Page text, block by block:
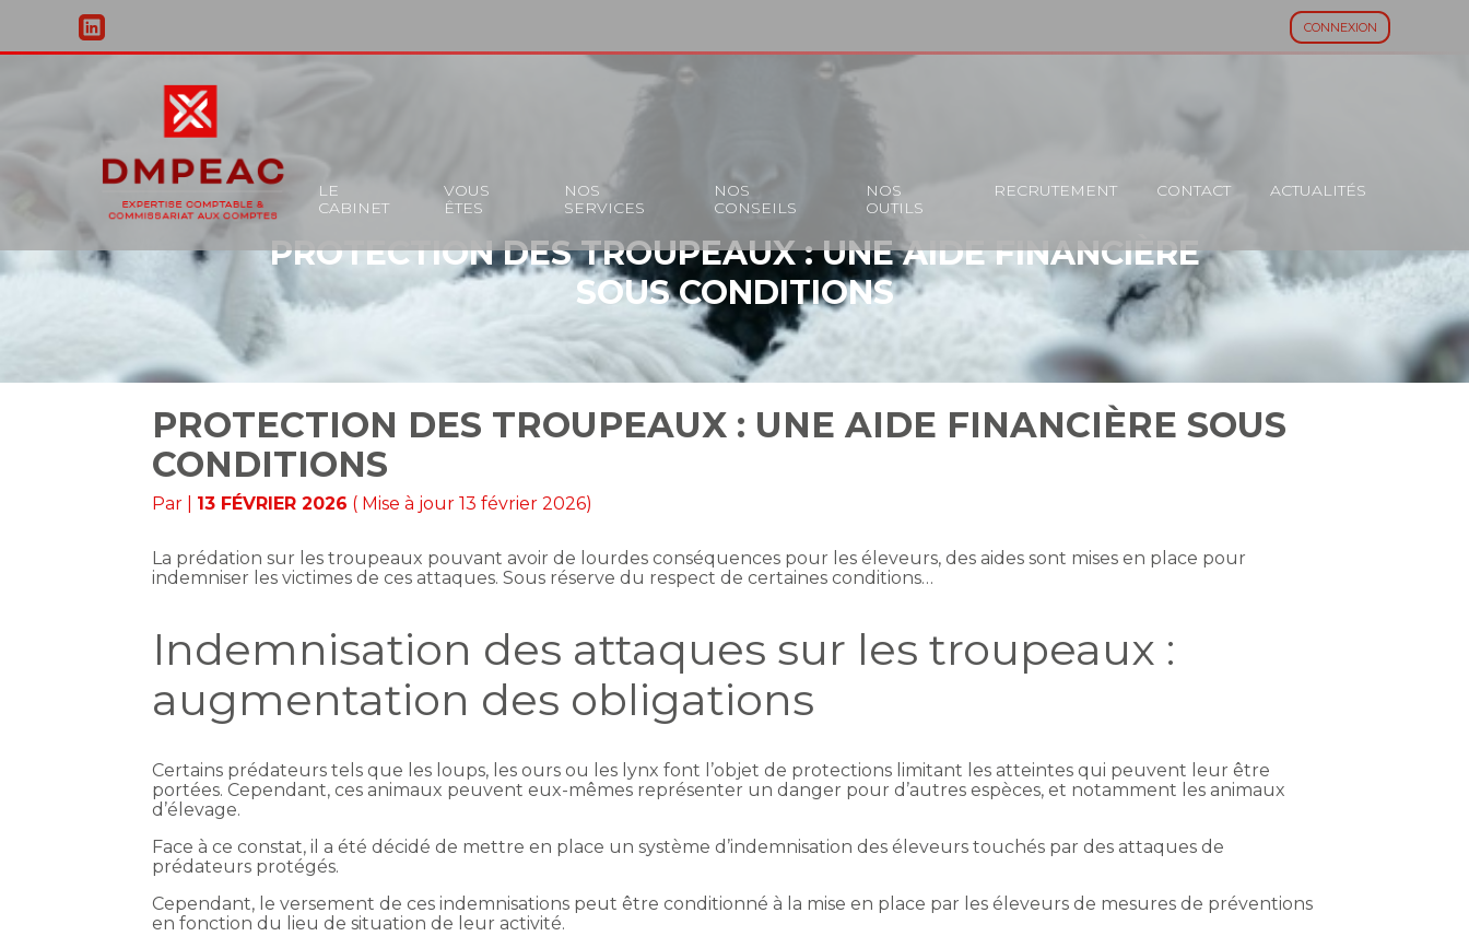
CONNEXION
au
contenu
Principal
LE
CABINET
VOUS
ÊTES
NOS
SERVICES
NOS
CONSEILS
NOS
OUTILS
RECRUTEMENT CONTACT ACTUALITÉS
PROTECTION DES TROUPEAUX : UNE AIDE FINANCIÈRE
SOUS CONDITIONS
PROTECTION DES TROUPEAUX : UNE AIDE FINANCIÈRE SOUS
CONDITIONS
Par 13 FÉVRIER 2026 ( Mise à jour 13 février 2026)
La prédation sur les troupeaux pouvant avoir de lourdes conséquences pour les éleveurs, des aides sont mises en place pour
indemniser les victimes de ces attaques. Sous réserve du respect de certaines conditions…
Indemnisation des attaques sur les troupeaux :
augmentation des obligations
Certains prédateurs tels que les loups, les ours ou les lynx font l’objet de protections limitant les atteintes qui peuvent leur être
portées. Cependant, ces animaux peuvent eux-mêmes représenter un danger pour d’autres espèces, et notamment les animaux
d’élevage.
Face à ce constat, il a été décidé de mettre en place un système d’indemnisation des éleveurs touchés par des attaques de
prédateurs protégés.
Cependant, le versement de ces indemnisations peut être conditionné à la mise en place par les éleveurs de mesures de préventions
en fonction du lieu de situation de leur activité.